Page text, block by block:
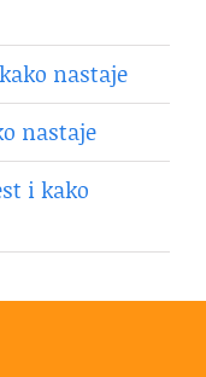
nastaje
nastaje
i kako